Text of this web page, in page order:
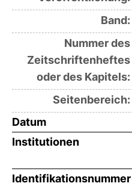
Band:
Nummer des
Zeitschriftenheftes
oder des Kapitels:
Seitenbereich:
Datum
Institutionen
Identifikationsnummer